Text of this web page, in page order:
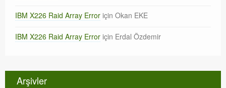
IBM X226 Raid Array Error için Okan EKE
IBM X226 Raid Array Error için Erdal Özdemir
Arşivler